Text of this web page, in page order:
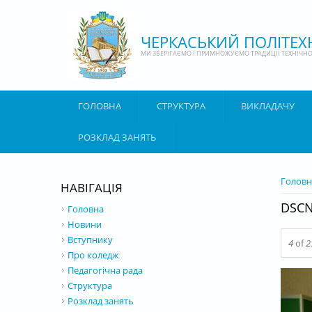
ЧЕРКАСЬКИЙ
МИ ЗБЕРІГАЄМО І ПРИМНОЖУЄМО ТРАДИЦІЇ
ГОЛОВНА СТРУКТУРА ВИКЛАДАЧУ
РОЗКЛАД ЗАНЯТЬ
ВИ Є
4of
НАВІГАЦІЯ
Головна
Новини
Вступнику
Про коледж
Педагогічна рада
Структура
Розклад занять